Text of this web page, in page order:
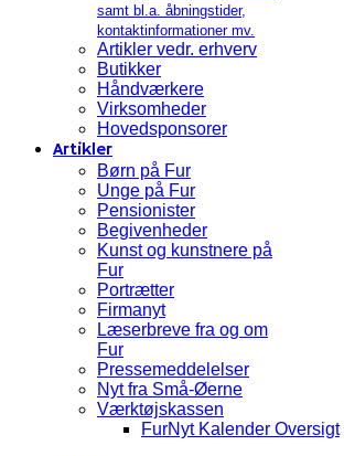
samt bl.a. åbningstider,
kontaktinformationer mv.
Artikler vedr. erhverv
Butikker
Håndværkere
Virksomheder
Hovedsponsorer
Artikler
Børn på Fur
Unge på Fur
Pensionister
Begivenheder
Kunst og kunstnere på
Fur
Portrætter
Firmanyt
Læserbreve fra og om
Fur
Pressemeddelelser
Nyt fra Små-Øerne
Værktøjskassen
FurNyt Kalender Oversigt